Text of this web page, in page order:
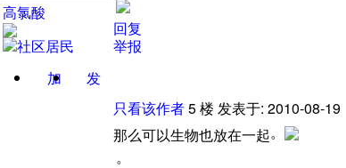
高氯酸
加
发
回复
举报
只看该作者5楼 发表于: 2010-08-19
那么可以生物也放在一起。
。